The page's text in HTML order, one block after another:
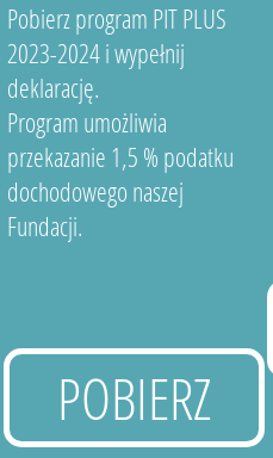
Pobierz program PIT PLUS
2023-2024 i wypełnij
deklarację.
Program umożliwia
przekazanie 1,5 % podatku
dochodowego naszej
Fundacji.
POBIERZ